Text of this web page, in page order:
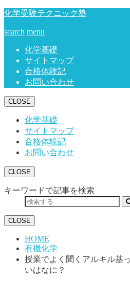
化学受験テクニック塾
search menu
化学基礎
サイトマップ
合格体験記
お問い合わせ
CLOSE
化学基礎
サイトマップ
合格体験記
お問い合わせ
CLOSE
キーワードで記事を検索
CLOSE
HOME
有機化学
授業でよく聞くアルキル基
いはなに？